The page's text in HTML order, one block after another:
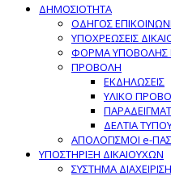
ΔΗΜΟΣΙΟΤΗΤΑ
ΟΔΗΓΟΣ
ΥΠΟΧΡΕΩΣΕΙΣ
ΦΟΡΜΑ ΥΠΟΒΟΛΗΣ
ΠΡΟΒΟΛΗ
ΕΚΔΗΛΩΣΕΙΣ
ΥΛΙΚΟ
ΔΕΛΤΙΑ
ΑΠΟΛΟΓΙΣΜΟΙ e-
ΥΠΟΣΤΗΡΙΞΗ ΔΙΚΑΙΟΥΧΩΝ
ΣΥΣΤΗΜΑ